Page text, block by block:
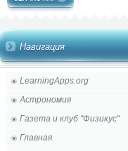
Навигация
LearningApps.org
Астрономия
Газета и клуб "Физикус"
Главная